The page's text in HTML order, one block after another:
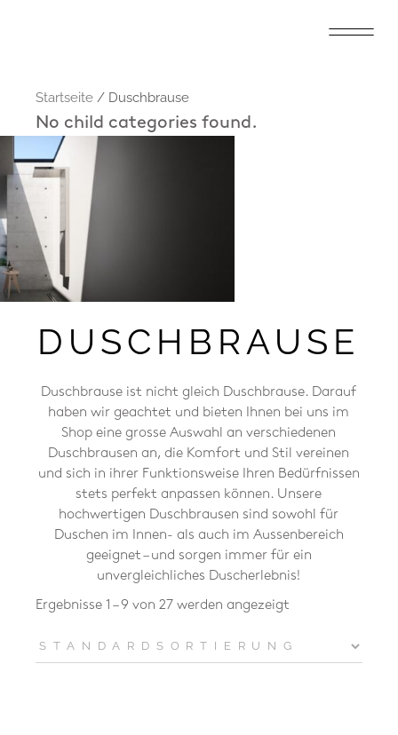
Startseite / Duschbrause
No child categories found.
DUSCHBRAUSE
Duschbrause ist nicht gleich Duschbrause. Darauf
haben wir geachtet und bieten Ihnen bei uns im
Shop eine grosse Auswahl an verschiedenen
Duschbrausen an, die Komfort und Stil vereinen
und sich in ihrer Funktionsweise Ihren Bedürfnissen
stets perfekt anpassen können. Unsere
hochwertigen Duschbrausen sind sowohl für
Duschen im Innen- als auch im Aussenbereich
geeignet – und sorgen immer für ein
unvergleichliches Duscherlebnis!
Ergebnisse 1 – 9 von 27 werden angezeigt